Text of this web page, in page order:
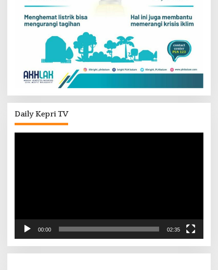
Daily Kepri TV
00:00 02:35